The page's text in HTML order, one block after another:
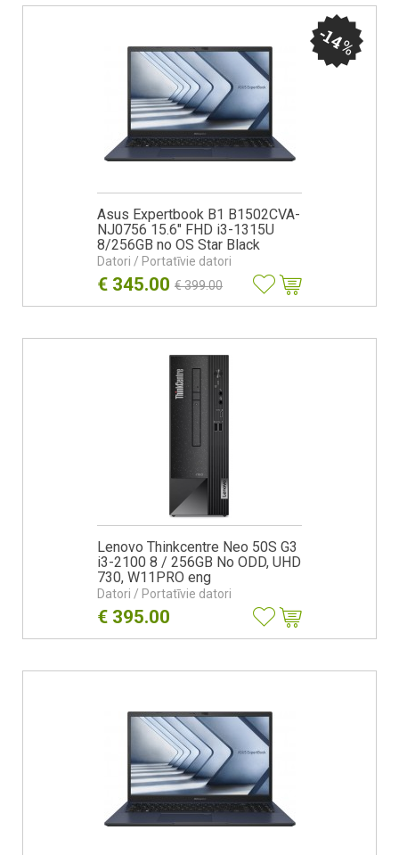
Asus Expertbook B1 B1502CVA-
NJ0756 15.6" FHD i3-1315U
8/256GB no OS Star Black
Datori / Portatīvie datori
€ 345.00 €399.00
-14%
Lenovo Thinkcentre Neo 50S G3
i3-2100 8 / 256GB No ODD, UHD
730, W11PRO eng
Datori / Portatīvie datori
€ 395.00